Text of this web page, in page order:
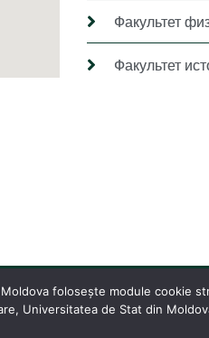
Факультет
Факультет
folosește module cookie
Universitatea de Stat din